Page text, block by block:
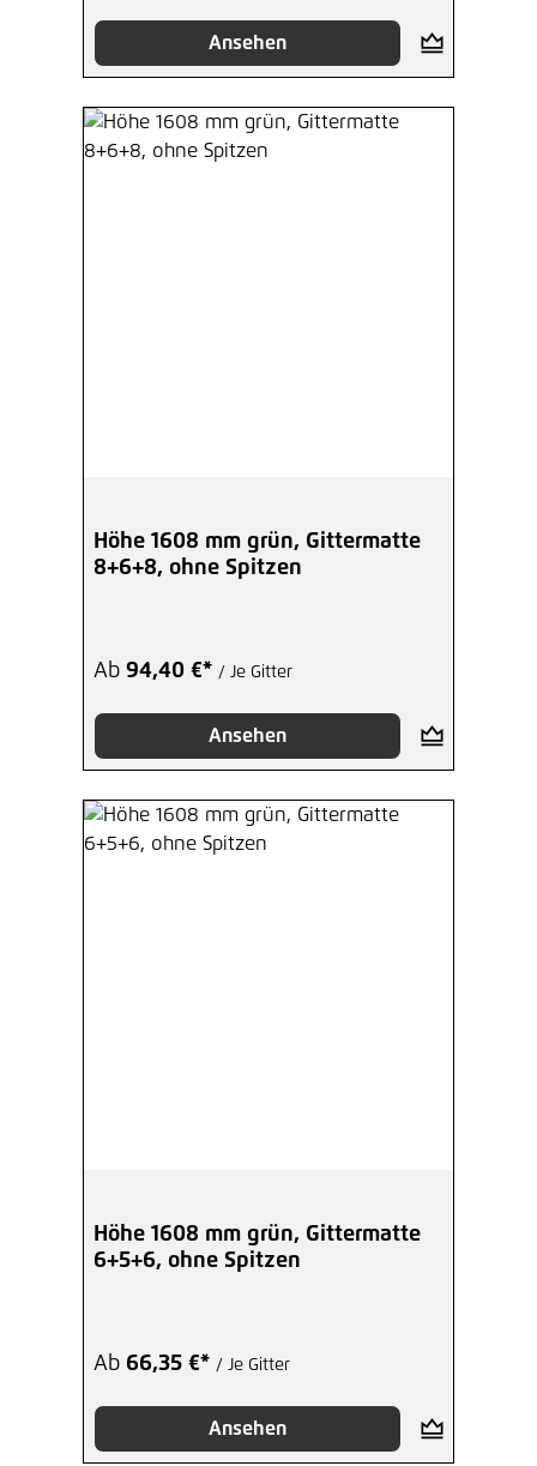
Ansehen
Höhe 1608 mm grün, Gittermatte
8+6+8, ohne Spitzen
Ab 94,40 €* / Je Gitter
Ansehen
Höhe 1608 mm grün, Gittermatte
6+5+6, ohne Spitzen
Ab 66,35 €* / Je Gitter
Ansehen